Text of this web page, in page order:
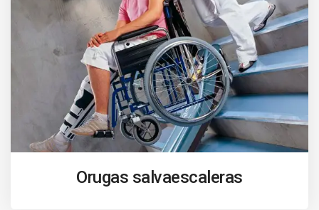
Orugas salvaescaleras